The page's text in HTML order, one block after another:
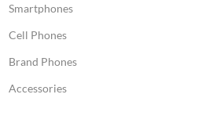
Smartphones
Cell Phones
Brand Phones
Accessories